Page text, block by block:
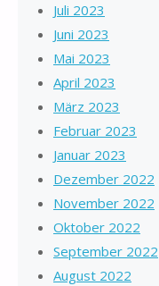
Juli 2023
Juni 2023
Mai 2023
April 2023
März 2023
Februar 2023
Januar 2023
Dezember 2022
November 2022
Oktober 2022
September 2022
August 2022